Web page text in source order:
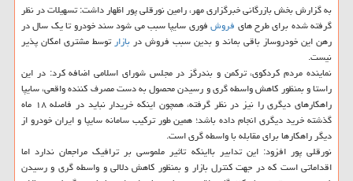
به گزارش بخش بازرگانی خبرگزاری مهر، رامین نورقلی پور اظهار داشت: تسهیلات در نظر
گرفته شده برای طرح های فروشفوری سایپا سبب می شود سند خودرو تا یك سال در
رهن این خودروساز باقی بماند و بدین سبب فروش دربازارتوسط مشتری امكان پذیر
نیست.
نماینده مردم كردكوی، تركمن و بندرگز در مجلس شورای اسلامی اضافه كرد: در این
راستا و بمنظور كاهش واسطه گری و رسیدن محصول به دست مصرف كننده واقعی، سایپا
راهكارهای دیگری را نیز در نظر گرفته، همچون اینكه خریدار نباید در فاصله ۱۸ ماه
گذشته خرید دیگری انجام داده باشد؛ همین طور تركیب سامانه سایپا و ایران خودرو از
دیگر راهكارها برای مقابله با واسطه گری است.
نورقلی پور افزود: این تدابیر بااینكه تاثیر ملموسی بر ترافیك مراجعان ندارد اما
اقداماتی است كه در جهت كنترل بازار و بمنظور كاهش دلالی و واسطه گری و رسیدن